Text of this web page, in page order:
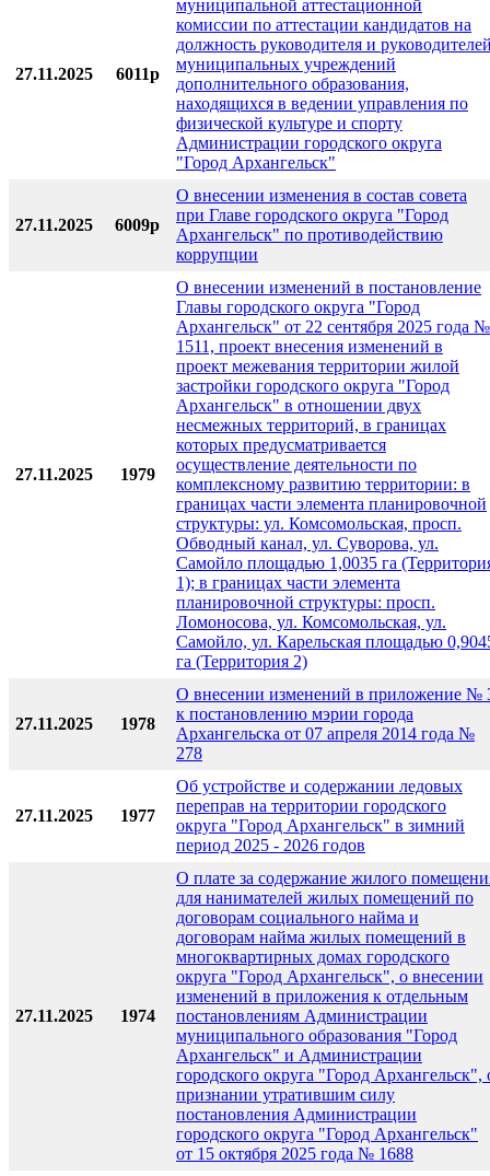
27.11.2025 6011р
муниципальной аттестационной
комиссии по аттестации кандидатов на
должность руководителя и
муниципальных учреждений
дополнительного образования,
находящихся в ведении управления по
физической культуре и спорту
Администрации городского округа
"Город Архангельск"
27.11.2025 6009р
О внесении изменения в состав совета
при Главе городского округа "Город
Архангельск" по противодействию
коррупции
27.11.2025 1979
О внесении изменений в постановление
Главы городского округа "Город
Архангельск" от 22 сентября 2025 года №
1511, проект внесения изменений в
проект межевания территории жилой
застройки городского округа "Город
Архангельск" в отношении двух
несмежных территорий, в границах
которых предусматривается
осуществление деятельности по
комплексному развитию территории: в
границах части элемента планировочной
структуры: ул. Комсомольская, просп.
Обводный канал, ул. Суворова, ул.
Самойло площадью 1,0035 га
1); в границах части элемента
планировочной структуры: просп.
Ломоносова, ул. Комсомольская, ул.
Самойло, ул. Карельская площадью
га (Территория 2)
27.11.2025 1978
О внесении изменений в приложение №
к постановлению мэрии города
Архангельска от 07 апреля 2014 года №
278
27.11.2025 1977
Об устройстве и содержании ледовых
переправ на территории городского
округа "Город Архангельск" в зимний
период 2025 - 2026 годов
27.11.2025 1974
О плате за содержание жилого
для нанимателей жилых помещений по
договорам социального найма и
договорам найма жилых помещений в
многоквартирных домах городского
округа "Город Архангельск", о внесении
изменений в приложения к отдельным
постановлениям Администрации
муниципального образования "Город
Архангельск" и Администрации
городского округа "Город Архангельск",
признании утратившим силу
постановления Администрации
городского округа "Город Архангельск"
от 15 октября 2025 года № 1688